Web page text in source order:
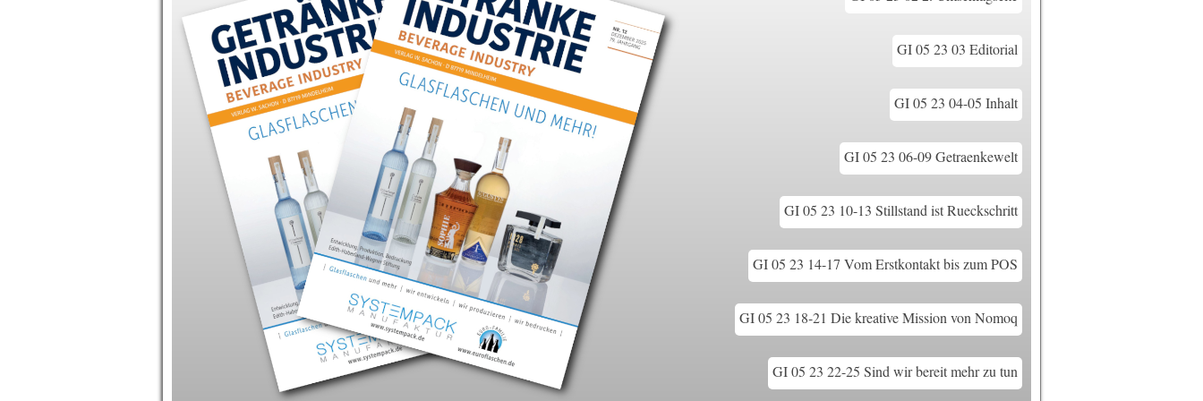
GI 05 23 03 Editorial
GI 05 23 04-05 Inhalt
GI 05 23 06-09 Getraenkewelt
GI 05 23 10-13 Stillstand ist Rueckschritt
GI 05 23 14-17 Vom Erstkontakt bis zum POS
GI 05 23 18-21 Die kreative Mission von Nomoq
GI 05 23 22-25 Sind wir bereit mehr zu tun